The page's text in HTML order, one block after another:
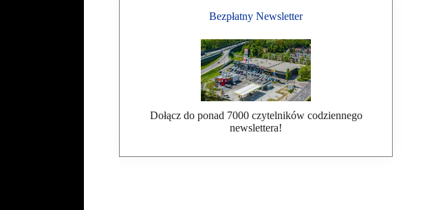
Bezpłatny Newsletter
Dołącz do ponad 7000 czytelników codziennego
newslettera!